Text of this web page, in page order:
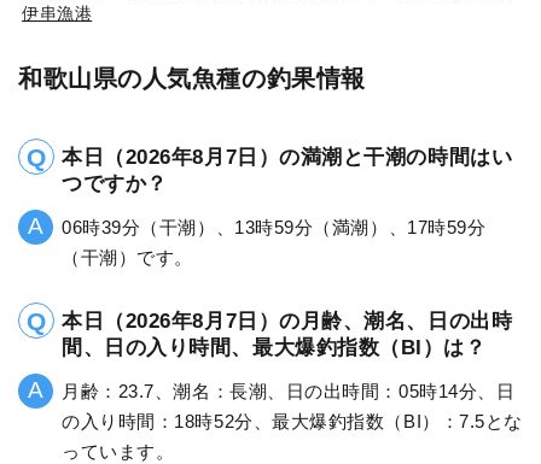
伊串漁港
和歌山県の人気魚種の釣果情報
本日（2026年8月7日）の満潮と干潮の時間はい
つですか？
06時39分（干潮）、13時59分（満潮）、17時59分
（干潮）です。
本日（2026年8月7日）の月齢、潮名、日の出時
間、日の入り時間、最大爆釣指数（BI）は？
月齢：23.7、潮名：長潮、日の出時間：05時14分、日
の入り時間：18時52分、最大爆釣指数（BI）：7.5とな
っています。